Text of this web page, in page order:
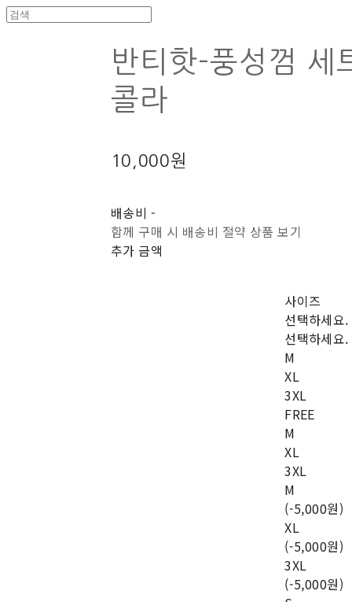
반티핫-풍성껌 세
콜라
10,000원
배송비 -
함께 구매 시 배송비 절약 상품 보기
추가 금액
사이즈
선택하세요.
선택하세요.
M
XL
3XL
FREE
M
XL
3XL
M
(-5,000원)
XL
(-5,000원)
3XL
(-5,000원)